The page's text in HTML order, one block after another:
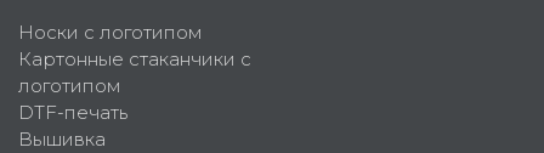
Носки с логотипом
Картонные стаканчики с
логотипом
DTF-печать
Вышивка